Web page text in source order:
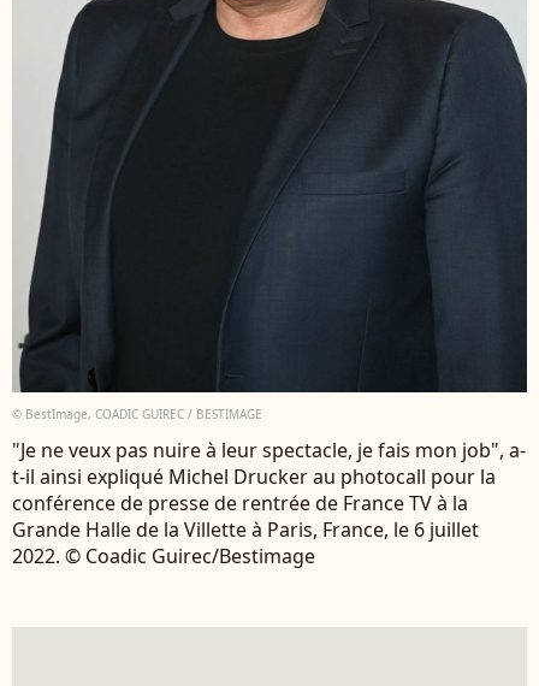
© BestImage, COADIC GUIREC / BESTIMAGE
"Je ne veux pas nuire à leur spectacle, je fais mon job", a-
t-il ainsi expliqué Michel Drucker au photocall pour la
conférence de presse de rentrée de France TV à la
Grande Halle de la Villette à Paris, France, le 6 juillet
2022. © Coadic Guirec/Bestimage